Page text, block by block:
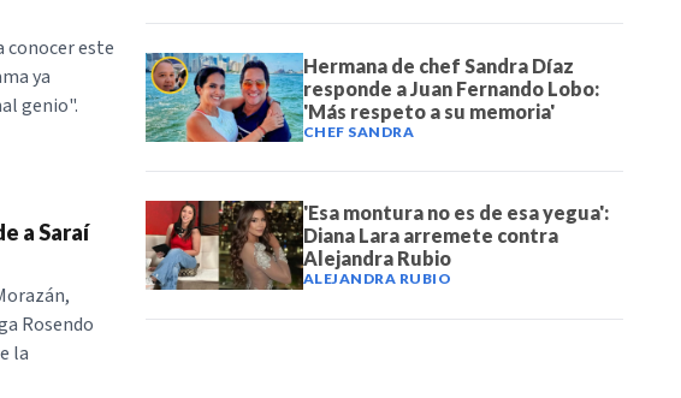
conocer este
ya
genio".
a Saraí
Rosendo
la
Hermana de chef Sandra Díaz
responde a Juan Fernando Lobo:
'Más respeto a su memoria'
CHEF SANDRA
'Esa montura no es de esa yegua':
Diana Lara arremete contra
Alejandra Rubio
ALEJANDRA RUBIO